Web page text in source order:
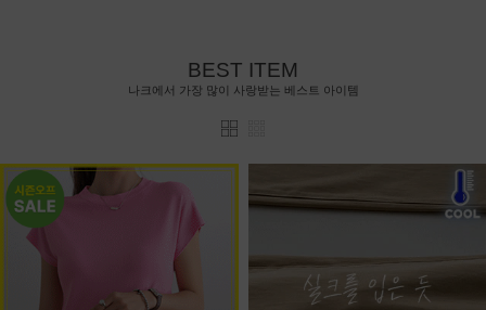
BEST ITEM
나크에서 가장 많이 사랑받는 베스트 아이템